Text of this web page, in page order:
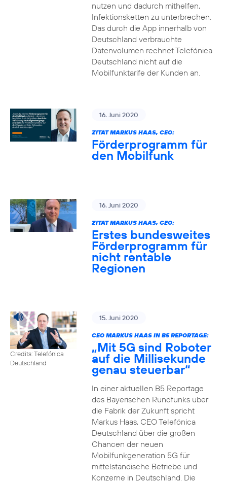
nutzen und dadurch mithelfen,
Infektionsketten zu unterbrechen.
Das durch die App innerhalb von
Deutschland verbrauchte
Datenvolumen rechnet Telefónica
Deutschland nicht auf die
Mobilfunktarife der Kunden an.
16. Juni 2020
ZITAT MARKUS HAAS, CEO:
Förderprogramm für
den Mobilfunk
16. Juni 2020
ZITAT MARKUS HAAS, CEO:
Erstes bundesweites
Förderprogramm für
nicht rentable
Regionen
Credits: Telefónica
Deutschland
15. Juni 2020
CEO MARKUS HAAS IN B5 REPORTAGE:
„Mit 5G sind Roboter
auf die Millisekunde
genau steuerbar“
In einer aktuellen B5 Reportage
des Bayerischen Rundfunks über
die Fabrik der Zukunft spricht
Markus Haas, CEO Telefónica
Deutschland über die großen
Chancen der neuen
Mobilfunkgeneration 5G für
mittelständische Betriebe und
Konzerne in Deutschland. Die